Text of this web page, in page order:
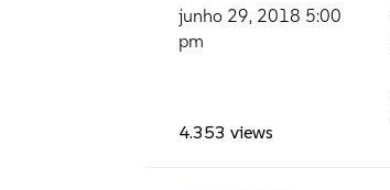
junho 29, 2018 5:00
pm
4.353 views